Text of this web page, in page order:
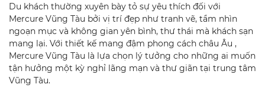
Du khách thường xuyên bày tỏ sự yêu thích đối với
Mercure Vũng Tàu bởi vị trí đẹp như tranh vẽ, tầm nhìn
ngoạn mục và không gian yên bình, thư thái mà khách sạn
mang lại. Với thiết kế mang đậm phong cách châu Âu ,
Mercure Vũng Tàu là lựa chọn lý tưởng cho những ai muốn
tận hưởng một kỳ nghỉ lãng mạn và thư giãn tại trung tâm
Vũng Tàu.